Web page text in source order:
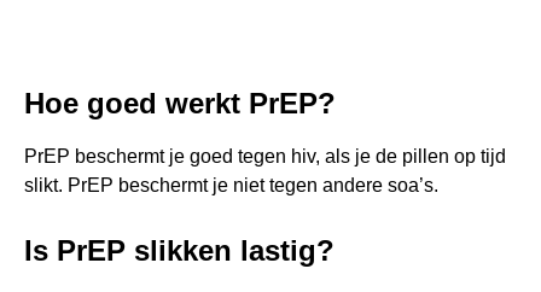
Hoe goed werkt PrEP?
PrEP beschermt je goed tegen hiv, als je de pillen op tijd
slikt. PrEP beschermt je niet tegen andere soa’s.
Is PrEP slikken lastig?